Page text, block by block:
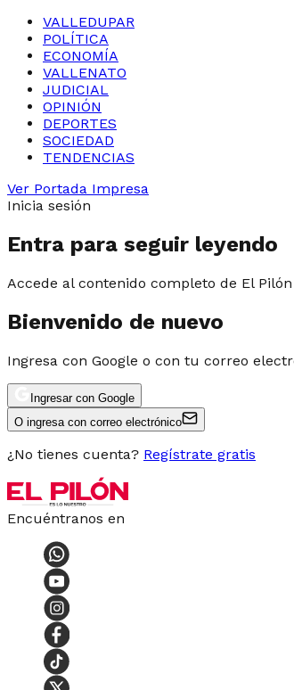
VALLEDUPAR
POLÍTICA
ECONOMÍA
VALLENATO
JUDICIAL
OPINIÓN
DEPORTES
SOCIEDAD
TENDENCIAS
Ver Portada Impresa
Inicia sesión
Entra para seguir leyendo
Accede al contenido completo de El
Bienvenido de nuevo
Ingresa con Google o con tu correo
Ingresar con Google
O ingresa con correo electrónico
¿No tienes cuenta? Regístrate gratis
Encuéntranos en